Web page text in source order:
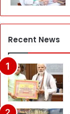
Recent News